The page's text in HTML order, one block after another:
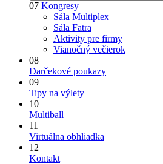
07 Kongresy
Sála Multiplex
Sála Fatra
Aktivity pre firmy
Vianočný večierok
08
Darčekové poukazy
09
Tipy na výlety
10
Multiball
11
Virtuálna obhliadka
12
Kontakt